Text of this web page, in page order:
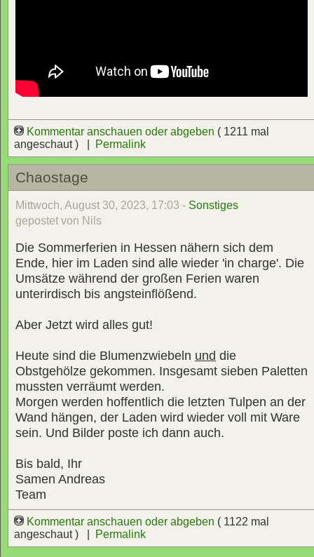
Kommentar anschauen oder abgeben ( 1211 mal
angeschaut ) |
Permalink
Chaostage
Mittwoch, August 30, 2023, 17:03 - Sonstiges
gepostet von Nils
Die Sommerferien in Hessen nähern sich dem
Ende, hier im Laden sind alle wieder 'in charge'. Die
Umsätze während der großen Ferien waren
unterirdisch bis angsteinflößend.
Aber Jetzt wird alles gut!
Heute sind die Blumenzwiebeln und die
Obstgehölze gekommen. Insgesamt sieben Paletten
mussten verräumt werden.
Morgen werden hoffentlich die letzten Tulpen an der
Wand hängen, der Laden wird wieder voll mit Ware
sein. Und Bilder poste ich dann auch.
Bis bald, Ihr
Samen Andreas
Team
Kommentar anschauen oder abgeben ( 1122 mal
angeschaut ) |
Permalink